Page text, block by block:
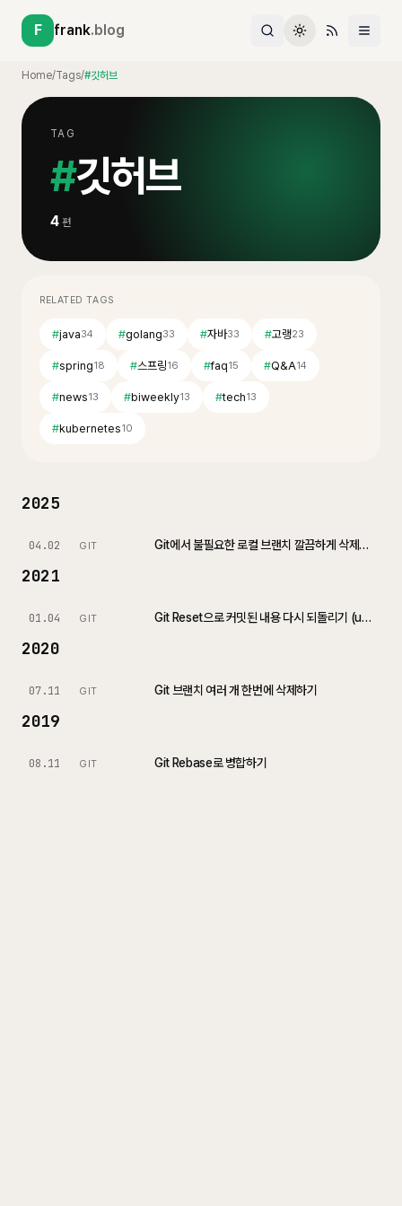
F frank.blog
Home/Tags/#깃허브
TAG
#깃허브
4 편
RELATED TAGS
#java34 #golang33 #자바33 #고랭23
#spring18 #스프링16 #faq15 #Q&A14
#news13 #biweekly13 #tech13
#kubernetes10
2025
04.02 GIT Git에서 불필요한 로컬 브랜치 깔끔하게 삭제하는 방법
2021
01.04 GIT Git Reset으로 커밋된 내용 다시 되돌리기 (using GitKraken)
2020
07.11 GIT Git 브랜치 여러 개 한번에 삭제하기
2019
08.11 GIT Git Rebase로 병합하기